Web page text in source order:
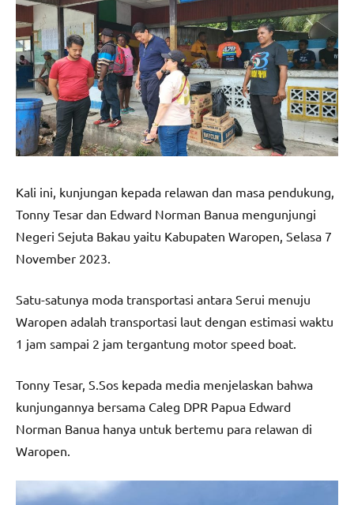
Kali ini, kunjungan kepada relawan dan masa pendukung,
Tonny Tesar dan Edward Norman Banua mengunjungi
Negeri Sejuta Bakau yaitu Kabupaten Waropen, Selasa 7
November 2023.
Satu-satunya moda transportasi antara Serui menuju
Waropen adalah transportasi laut dengan estimasi waktu
1 jam sampai 2 jam tergantung motor speed boat.
Tonny Tesar, S.Sos kepada media menjelaskan bahwa
kunjungannya bersama Caleg DPR Papua Edward
Norman Banua hanya untuk bertemu para relawan di
Waropen.